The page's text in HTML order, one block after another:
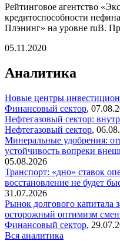
Рейтинговое агентство
кредитоспособности
Плэнинг» на уровне ruB.
05.11.2020
Аналитика
Новые центры
Финансовый сектор,
Нефтегазовый сектор:
Нефтегазовый сектор,
Минеральные удобрения:
устойчивость вопреки
05.08.2026
Транспорт: «дно» ставок
восстановление не будет
31.07.2026
Рынок долгового капитала
осторожный оптимизм
Финансовый сектор,
Вся аналитика